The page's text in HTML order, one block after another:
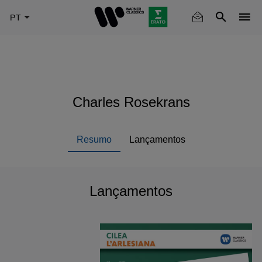
Charles Rosekrans
Resumo Lançamentos
Lançamentos